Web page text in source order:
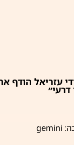
עזריאל הודף
דרעי״